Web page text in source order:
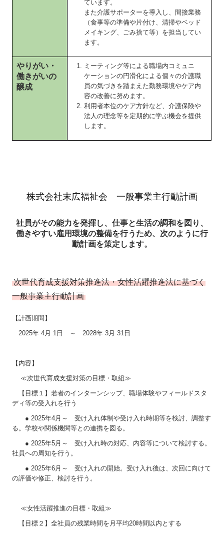
ています。
また介護サポーターを導入し、間接業務
（食事等の準備や片付け、清掃やベッド
メイキング、ごみ捨て等）を担当してい
ます。
やりがい・
働きがいの
醸成
ミーティング等による職場内コミュニ
ケーションの円滑化による個々の介護職
員の気づきを踏まえた勤務環境やケア内
容の改善に努めます。
利用者本位のケア方針など、介護保険や
法人の理念等を定期的に学ぶ機会を提供
します。
株式会社末広福祉会 一般事業主行動計画
社員がその能力を発揮し、仕事と生活の調和を図り、
働きやすい雇用環境の整備を行うため、次のように行
動計画を策定します。
次世代育成支援対策推進法・女性活躍推進法に基づく
一般事業主行動計画
【計画期間】
2025年 4月 1日 ～ 2028年 3月 31日
【内容】
≪次世代育成支援対策の目標・取組≫
【目標１】若者のインターンシップ、職場体験やフィールドスタ
ディ等の受入れを行う
● 2025年4月～ 受け入れ体制や受け入れ時期等を検討、調整す
る。学校や関係機関等との連携を図る。
● 2025年5月～ 受け入れ時の対応、内容等について検討する。
社員への周知を行う。
● 2025年6月～ 受け入れの開始。受け入れ後は、次回に向けて
の評価や修正、検討を行う。
≪女性活躍推進の目標・取組≫
【目標２】全社員の残業時間を月平均20時間以内とする